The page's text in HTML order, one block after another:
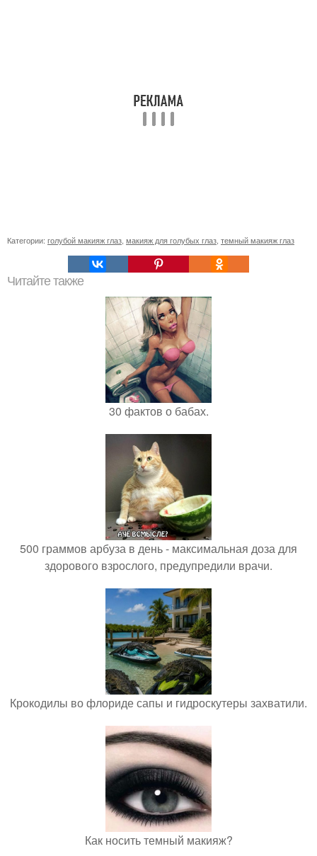
Категории: голубой макияж глаз макияж для голубых глаз темный макияж глаз
Читайте также
30 фактов о бабах.
500 граммов арбуза в день - максимальная доза для
здорового взрослого, предупредили врачи.
Крокодилы во флориде сапы и гидроскутеры захватили.
Как носить темный макияж?